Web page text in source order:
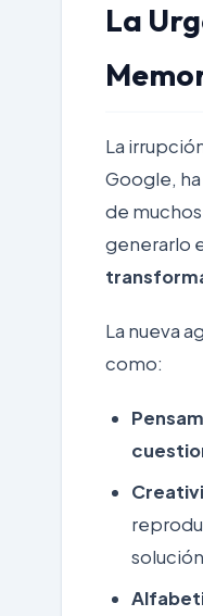
La
La
Google,
de
generarlo
La nueva
como: